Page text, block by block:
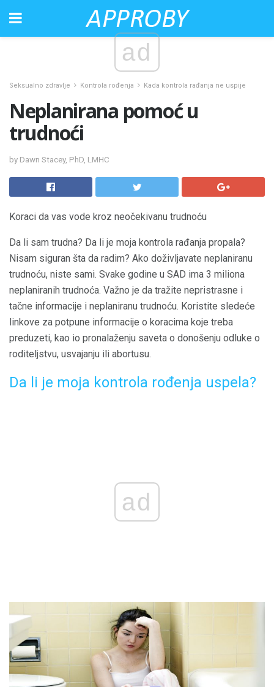
ad
Seksualno zdravlje Kontrola rođenja Kada kontrola rađanja ne uspije
Neplanirana pomoć u
trudnoći
by Dawn Stacey, PhD, LMHC
Koraci da vas vode kroz neočekivanu trudnoću
Da li sam trudna? Da li je moja kontrola rađanja propala?
Nisam siguran šta da radim? Ako doživljavate neplaniranu
trudnoću, niste sami. Svake godine u SAD ima 3 miliona
neplaniranih trudnoća. Važno je da tražite nepristrasne i
tačne informacije i neplaniranu trudnoću. Koristite sledeće
linkove za potpune informacije o koracima koje treba
preduzeti, kao io pronalaženju saveta o donošenju odluke o
roditeljstvu, usvajanju ili abortusu.
Da li je moja kontrola rođenja uspela?
ad